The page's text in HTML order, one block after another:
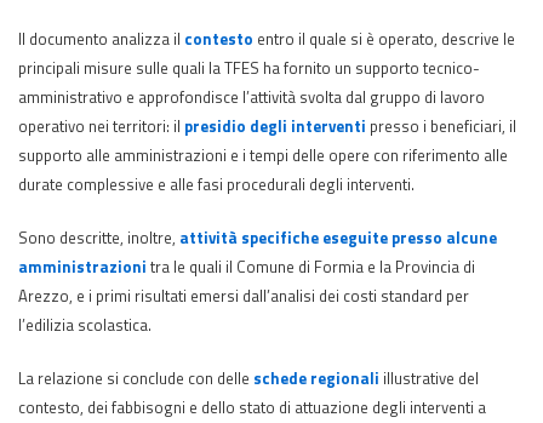
Il documento analizza il contesto entro il quale si è operato, descrive le
principali misure sulle quali la TFES ha fornito un supporto tecnico-
amministrativo e approfondisce l’attività svolta dal gruppo di lavoro
operativo nei territori: il presidio degli interventi presso i beneficiari, il
supporto alle amministrazioni e i tempi delle opere con riferimento alle
durate complessive e alle fasi procedurali degli interventi.
Sono descritte, inoltre, attività specifiche eseguite presso alcune
amministrazioni tra le quali il Comune di Formia e la Provincia di
Arezzo, e i primi risultati emersi dall’analisi dei costi standard per
l’edilizia scolastica.
La relazione si conclude con delle schede regionali illustrative del
contesto, dei fabbisogni e dello stato di attuazione degli interventi a